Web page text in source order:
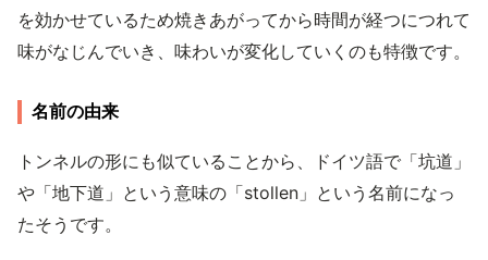
を効かせているため焼きあがってから時間が経つにつれて
味がなじんでいき、味わいが変化していくのも特徴です。
名前の由来
トンネルの形にも似ていることから、ドイツ語で「坑道」
や「地下道」という意味の「stollen」という名前になっ
たそうです。